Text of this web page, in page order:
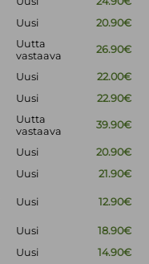
Uusi 20.90€
Uutta
vastaava
26.90€
Uusi
22.00€
Uusi 22.90€
Uutta
vastaava
39.90€
Uusi
20.90€
Uusi
21.90€
Uusi 12.90€
Uusi
18.90€
Uusi
14.90€